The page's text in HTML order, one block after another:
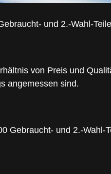
und 2.-Wahl-
von Preis und
angemessen sind.
Gebraucht- und 2.-Wahl-